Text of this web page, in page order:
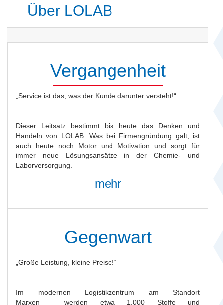
Über LOLAB
Vergangenheit
„Service ist das, was der Kunde darunter versteht!“
Dieser Leitsatz bestimmt bis heute das Denken und
Handeln von LOLAB. Was bei Firmengründung galt, ist
auch heute noch Motor und Motivation und sorgt für
immer neue Lösungsansätze in der Chemie- und
Laborversorgung.
mehr
Gegenwart
„Große Leistung, kleine Preise!“
Im modernen Logistikzentrum am Standort
Marxen werden etwa 1.000 Stoffe und